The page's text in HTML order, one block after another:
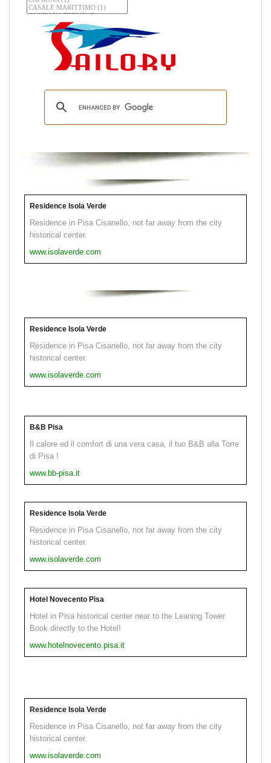
Residence Isola Verde
Residence in Pisa Cisanello, not far away from the city
historical center.
www.isolaverde.com
Residence Isola Verde
Residence in Pisa Cisanello, not far away from the city
historical center.
www.isolaverde.com
B&B Pisa
Il calore ed il comfort di una vera casa, il tuo B&B alla Torre
di Pisa !
www.bb-pisa.it
Residence Isola Verde
Residence in Pisa Cisanello, not far away from the city
historical center.
www.isolaverde.com
Hotel Novecento Pisa
Hotel in Pisa historical center near to the Leaning Tower.
Book directly to the Hotel!
www.hotelnovecento.pisa.it
Residence Isola Verde
Residence in Pisa Cisanello, not far away from the city
historical center.
www.isolaverde.com